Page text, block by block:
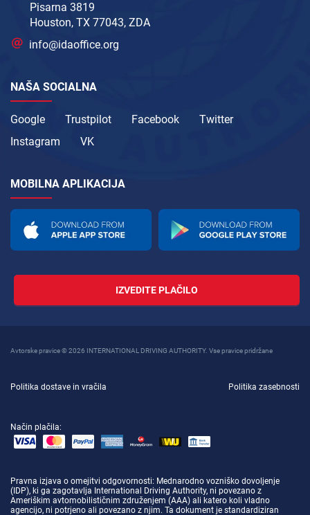
Pisarna 3819
Houston, TX 77043, ZDA
info@idaoffice.org
NAŠA SOCIALNA
Google Trustpilot Facebook
Twitter
Instagram
VK
MOBILNA APLIKACIJA
IZVEDITE PLAČILO
Avtorske pravice © 2026 INTERNATIONAL DRIVING AUTHORITY. Vse pravice pridržane
Politika dostave in vračila Politika zasebnosti
Način plačila:
Pravna izjava o omejitvi odgovornosti: Mednarodno vozniško dovoljenje
(IDP), ki ga zagotavlja International Driving Authority, ni povezano z
Ameriškim avtomobilističnim združenjem (AAA) ali katero koli vladno
agencijo, ni potrjeno ali povezano z njim. Ta dokument je standardiziran